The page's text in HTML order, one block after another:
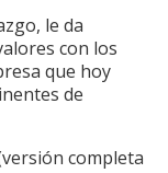
le da
con los
que hoy
de
completa